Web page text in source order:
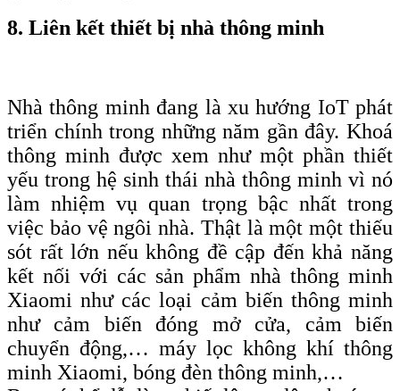
8. Liên kết thiết bị nhà thông minh
Nhà thông minh đang là xu hướng IoT phát
triển chính trong những năm gần đây. Khoá
thông minh được xem như một phần thiết
yếu trong hệ sinh thái nhà thông minh vì nó
làm nhiệm vụ quan trọng bậc nhất trong
việc bảo vệ ngôi nhà. Thật là một một thiếu
sót rất lớn nếu không đề cập đến khả năng
kết nối với các sản phẩm nhà thông minh
Xiaomi như các loại cảm biến thông minh
như cảm biến đóng mở cửa, cảm biến
chuyển động,… máy lọc không khí thông
minh Xiaomi, bóng đèn thông minh,…